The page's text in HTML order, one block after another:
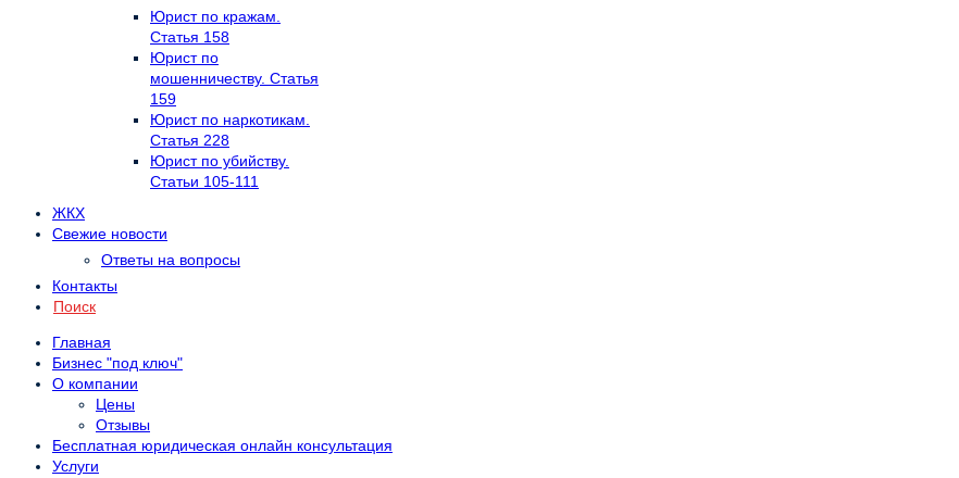
Юрист по кражам.
Статья 158
Юрист по
мошенничеству. Статья
159
Юрист по наркотикам.
Статья 228
Юрист по убийству.
Статьи 105-111
ЖКХ
Свежие новости
Ответы на вопросы
Контакты
Поиск
Главная
Бизнес "под ключ"
О компании
Цены
Отзывы
Бесплатная юридическая онлайн консультация
Услуги